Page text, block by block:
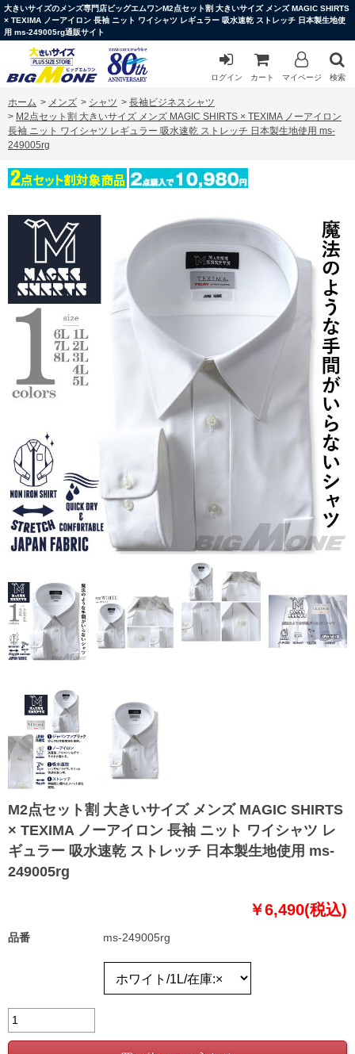
大きいサイズのメンズ専門店ビッグエムワンM2点セット割 大きいサイズ メンズ MAGIC SHIRTS
× TEXIMA ノーアイロン 長袖 ニット ワイシャツ レギュラー 吸水速乾 ストレッチ 日本製生地使
用 ms-249005rg通販サイト
ログイン カート マイページ 検索
ホーム > メンズ > シャツ > 長袖ビジネスシャツ
> M2点セット割 大きいサイズ メンズ MAGIC SHIRTS × TEXIMA ノーアイロン
長袖 ニット ワイシャツ レギュラー 吸水速乾 ストレッチ 日本製生地使用 ms-
249005rg
M2点セット割 大きいサイズ メンズ MAGIC SHIRTS
× TEXIMA ノーアイロン 長袖 ニット ワイシャツ レ
ギュラー 吸水速乾 ストレッチ 日本製生地使用 ms-
249005rg
￥6,490(税込)
品番 ms-249005rg